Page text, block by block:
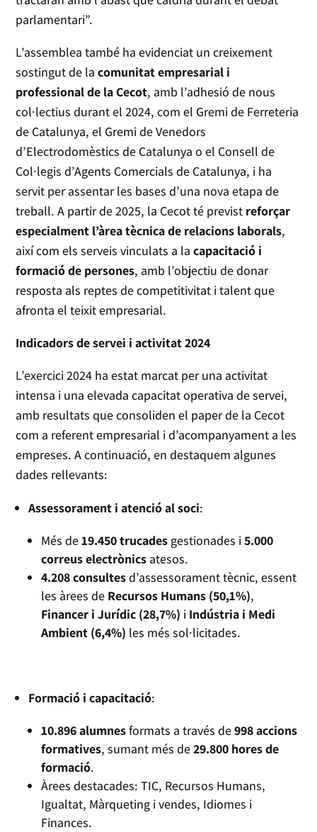
parlamentari”.
L’assemblea també ha evidenciat un creixement
sostingut de lacomunitat empresarial i
professional de la Cecot, amb l’adhesió de nous
col·lectius durant el 2024, com el Gremi de Ferreteria
de Catalunya, el Gremi de Venedors
d’Electrodomèstics de Catalunya o el Consell de
Col·legis d’Agents Comercials de Catalunya, i ha
servit per assentar les bases d’una nova etapa de
treball. A partir de 2025, la Cecot té previst reforçar
especialment l’àrea tècnica de relacions laborals,
així com els serveis vinculats a lacapacitació i
formació de persones, amb l’objectiu de donar
resposta als reptes de competitivitat i talent que
afronta el teixit empresarial.
Indicadors de servei i activitat 2024
L’exercici 2024 ha estat marcat per una activitat
intensa i una elevada capacitat operativa de servei,
amb resultats que consoliden el paper de la Cecot
com a referent empresarial i d’acompanyament a les
empreses. A continuació, en destaquem algunes
dades rellevants:
Assessorament i atenció al soci:
Més de19.450 trucades gestionades i5.000
correus electrònics atesos.
4.208 consultesd’assessorament tècnic, essent
les àrees de Recursos Humans (50,1%),
Financer i Jurídic (28,7%) i Indústria i Medi
Ambient (6,4%) les més sol·licitades.
Formació i capacitació:
10.896 alumnesformats a través de998 accions
formatives, sumant més de29.800 hores de
formació.
Àrees destacades: TIC, Recursos Humans,
Igualtat, Màrqueting i vendes, Idiomes i
Finances.